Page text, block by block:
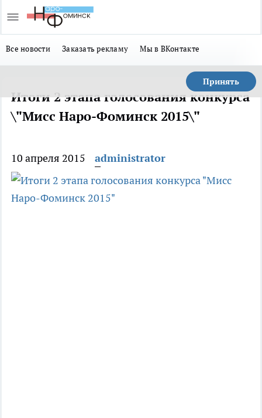
Все новости Заказать рекламу Мы в ВКонтакте
Принять
Итоги 2 этапа голосования конкурса
\"Мисс Наро-Фоминск 2015\"
10 апреля 2015 administrator